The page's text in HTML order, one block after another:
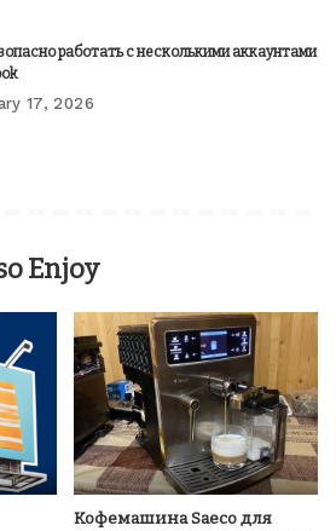
работать с несколькими аккаунтами
17, 2026
Enjoy
Кофемашина Saeco для